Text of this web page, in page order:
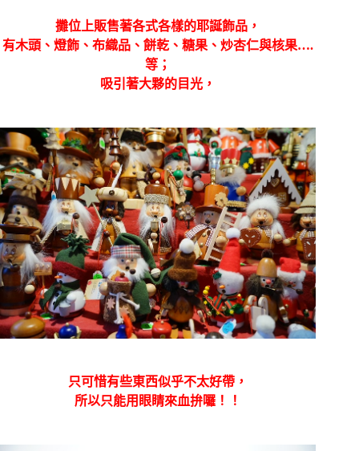
攤位上販售著各式各樣的耶誕飾品，
有木頭、燈飾、布織品、餅乾、糖果、炒杏仁與核果….
等；
吸引著大夥的目光，
只可惜有些東西似乎不太好帶，
所以只能用眼睛來血拚囉！！